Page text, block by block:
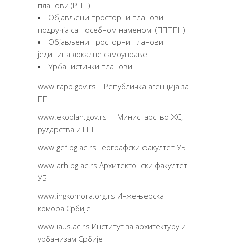
планови (РПП)
Објављени просторни планови
подручја са посебном наменом (ППППН)
Објављени просторни планови
јединица локалне самоуправе
Урбанистички планови
www.rapp.gov.rs Републичка агенција за
ПП
www.ekoplan.gov.rs Министарство ЖС,
рударства и ПП
www.gef.bg.ac.rs Географски факултет УБ
www.arh.bg.ac.rs Архитектонски факултет
УБ
www.ingkomora.org.rs Инжењерска
комора Србије
www.iaus.ac.rs Институт за архитектуру и
урбанизам Србије